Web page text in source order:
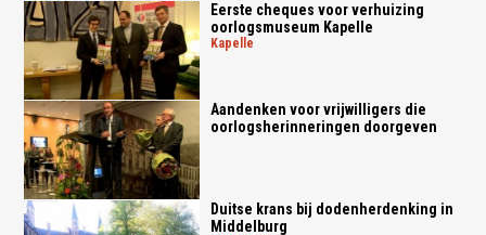
Eerste cheques voor verhuizing
oorlogsmuseum Kapelle
kapelle
Aandenken voor vrijwilligers die
oorlogsherinneringen doorgeven
Duitse krans bij dodenherdenking in
Middelburg